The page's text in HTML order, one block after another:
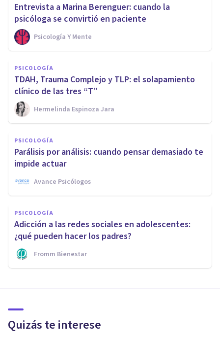
Entrevista a Marina Berenguer: cuando la
psicóloga se convirtió en paciente
Psicología Y Mente
PSICOLOGÍA
TDAH, Trauma Complejo y TLP: el solapamiento
clínico de las tres “T”
Hermelinda Espinoza Jara
PSICOLOGÍA
Parálisis por análisis: cuando pensar demasiado te
impide actuar
Avance Psicólogos
PSICOLOGÍA
Adicción a las redes sociales en adolescentes:
¿qué pueden hacer los padres?
Fromm Bienestar
Quizás te interese